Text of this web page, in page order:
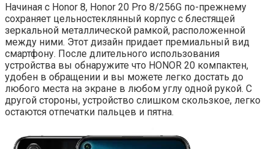
Начиная с Honor 8, Honor 20 Pro 8/256G по-прежнему
сохраняет цельностеклянный корпус с блестящей
зеркальной металлической рамкой, расположенной
между ними. Этот дизайн придает премиальный вид
смартфону. После длительного использования
устройства вы обнаружите что HONOR 20 компактен,
удобен в обращении и вы можете легко достать до
любого места на экране в любом углу одной рукой. С
другой стороны, устройство слишком скользкое, легко
остаются отпечатки пальцев и пятна.